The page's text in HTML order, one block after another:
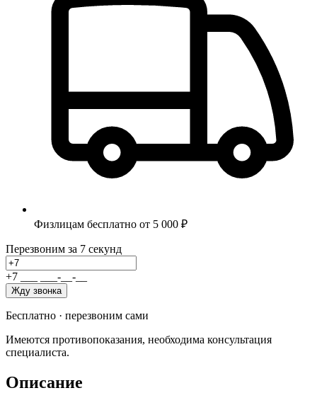
Физлицам бесплатно от 5 000 ₽
Перезвоним за 7 секунд
+7 - -
Жду звонка
Бесплатно · перезвоним сами
Имеются противопоказания, необходима консультация
специалиста.
Описание